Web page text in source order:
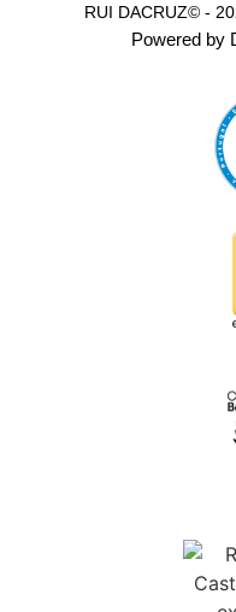
RUI DACRUZ© -
Powered by